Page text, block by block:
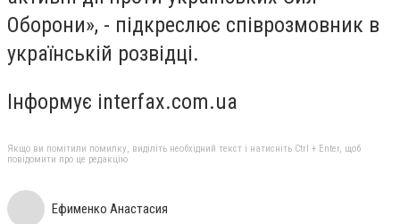
Оборони», - підкреслює співрозмовник в
українській розвідці.
Інформує interfax.com.ua
Якщо ви помітили помилку, виділіть необхідний текст і натисніть Ctrl + Enter, щоб
повідомити про це редакцію
Ефименко Анастасия